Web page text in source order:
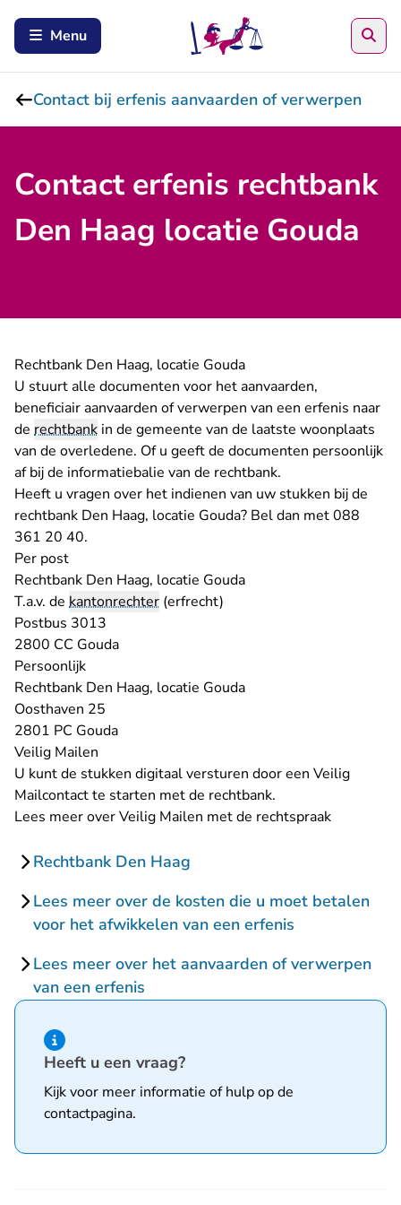
Menu
Contact bij erfenis aanvaarden of verwerpen
Contact erfenis rechtbank
Den Haag locatie Gouda
Rechtbank Den Haag, locatie Gouda
U stuurt alle documenten voor het aanvaarden,
beneficiair aanvaarden of verwerpen van een erfenis naar
de rechtbank in de gemeente van de laatste woonplaats
van de overledene. Of u geeft de documenten persoonlijk
af bij de informatiebalie van de rechtbank.
Heeft u vragen over het indienen van uw stukken bij de
rechtbank Den Haag, locatie Gouda? Bel dan met 088
361 20 40.
Per post
Rechtbank Den Haag, locatie Gouda
T.a.v. de kantonrechter (erfrecht)
Postbus 3013
2800 CC Gouda
Persoonlijk
Rechtbank Den Haag, locatie Gouda
Oosthaven 25
2801 PC Gouda
Veilig Mailen
U kunt de stukken digitaal versturen dooreen Veilig
Mailcontact- U verlaat Rechtspraak.nl
te starten met de rechtbank.
Lees meer over Veilig Mailen met de rechtspraak
Rechtbank Den Haag
Lees meer over de kosten die u moet betalen
voor het afwikkelen van een erfenis
Lees meer over het aanvaarden of verwerpen
van een erfenis
Hint van type informatie
Heeft u een vraag?
Kijk voor meer informatie of hulp op de
contactpagina.